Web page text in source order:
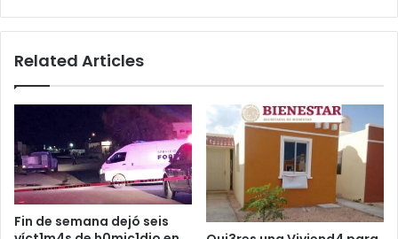
intento
homicidio
Related Articles
Fin de semana dejó seis